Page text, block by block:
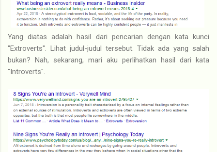
Yang diatas adalah hasil dari pencarian dengan kata kunci
"Extroverts". Lihat judul-judul tersebut. Tidak ada yang salah
bukan? Nah, sekarang, mari aku perlihatkan hasil dari kata
"Introverts".